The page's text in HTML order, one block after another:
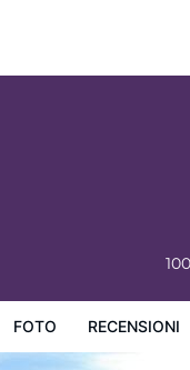
FOTO RECENSIONI